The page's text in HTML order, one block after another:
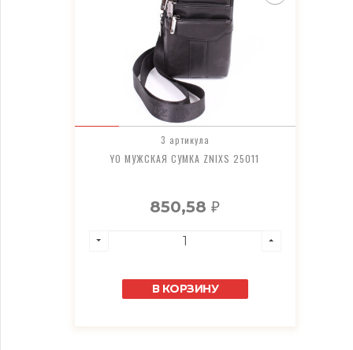
3 артикула
YO МУЖСКАЯ СУМКА ZNIXS 25011
850,58₽
В КОРЗИНУ